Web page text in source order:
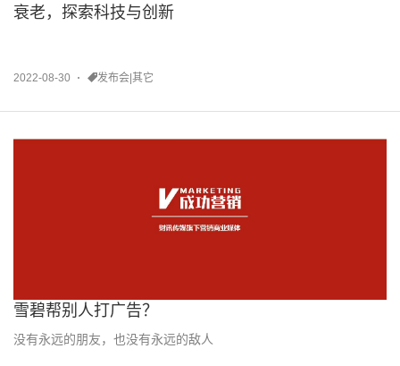
衰老，探索科技与创新
2022-08-30 发布会|其它
雪碧帮别人打广告？
没有永远的朋友，也没有永远的敌人